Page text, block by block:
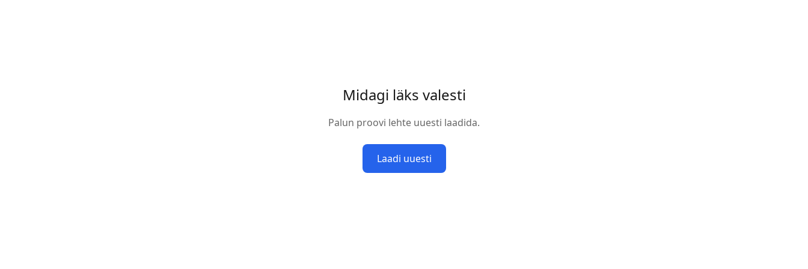
Midagi läks valesti
Palun proovi lehte uuesti laadida.
Laadi uuesti